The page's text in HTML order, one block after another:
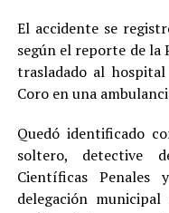
El accidente se
según el reporte de la
trasladado al
Coro en una
Quedó identificado
soltero, detective
Científicas Penales
delegación